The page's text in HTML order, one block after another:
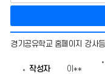
점
경기공유학교 홈페이지 강사
작성자 이**